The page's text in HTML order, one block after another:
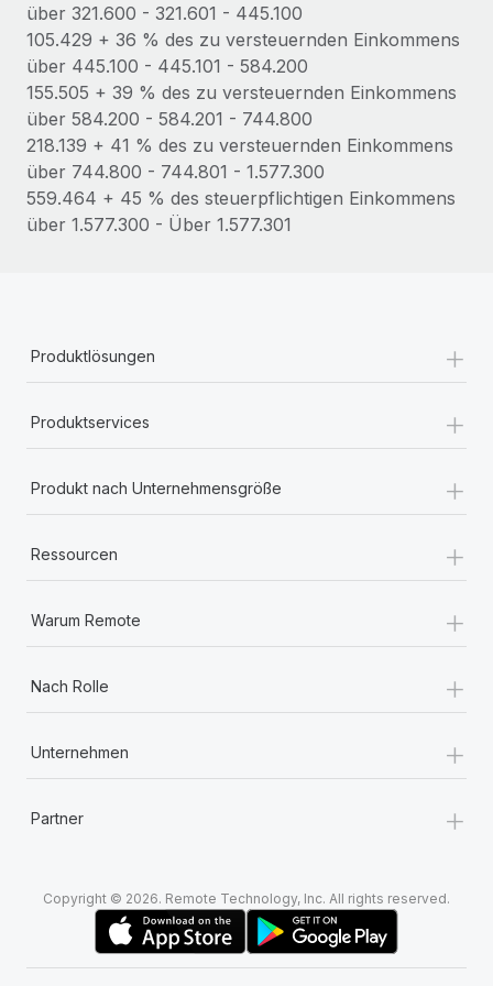
Niederlassungen
Mobilität und Relocation
Mühelose Relocation von Mitarbeiter:innen
Benefits
Mühelose Verwaltung von Benefits
Management und Payroll
Reverse Tech auf einen Blick Das Gesundheits- und
Wellness-Startup Reverse Tech hat das globale...
Mehr erfahren
BLOG
Neues zu Remote-Produkten: Integration mit
Gusto und Zero und Contractor Management
Plus
Auch im neuen Jahr wollen wir bei Remote Unternehmen
Wie Phiture 55 Mitarbeiter:innen in 19 Ländern
über 321.600 - 321.601 - 445.100
105.429 + 36 % des zu versteuernden Einkommens
über 445.100 - 445.101 - 584.200
155.505 + 39 % des zu versteuernden Einkommens
über 584.200 - 584.201 - 744.800
218.139 + 41 % des zu versteuernden Einkommens
über 744.800 - 744.801 - 1.577.300
559.464 + 45 % des steuerpflichtigen Einkommens
über 1.577.300 - Über 1.577.301
Produktlösungen +
Produktservices +
Produkt nach Unternehmensgröße +
Ressourcen +
Warum Remote +
Nach Rolle +
Unternehmen +
Partner +
Copyright © 2026. Remote Technology, Inc. All rights reserved.